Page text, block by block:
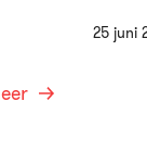
25 juni